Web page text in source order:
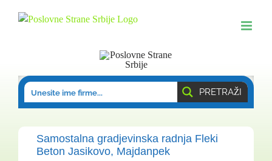
PRETRAŽI
Samostalna gradjevinska radnja Fleki
Beton Jasikovo, Majdanpek